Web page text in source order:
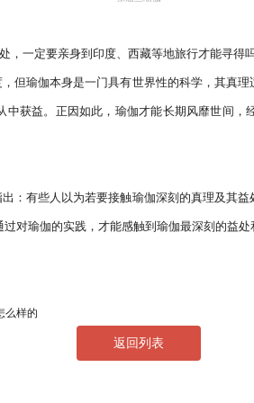
，一定要亲身到印度、西藏等地旅行才能寻得
中获益。正因如此，瑜伽才能长期风靡世间，
对瑜伽的实践，才能感触到瑜伽最深刻的益处
么样的
返回列表